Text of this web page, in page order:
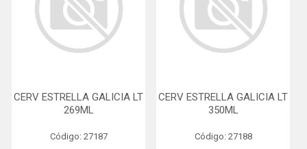
CERV ESTRELLA GALICIA LT
269ML
Código: 27187
CERV ESTRELLA GALICIA LT
350ML
Código: 27188